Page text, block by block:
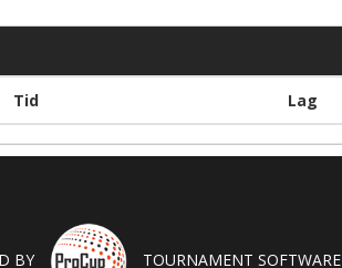
Tid Lag
BY TOURNAMENT SOFTWARE